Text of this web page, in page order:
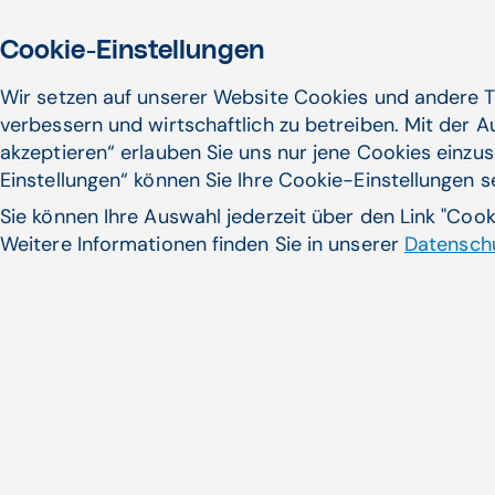
Cookie-Einstellungen
Wir setzen auf unserer Website Cookies und andere
verbessern und wirtschaftlich zu betreiben. Mit der
akzeptieren“ erlauben Sie uns nur jene Cookies
Einstellungen“ können Sie Ihre Cookie-Einstellungen
Sie können Ihre Auswahl jederzeit über den Link
Weitere Informationen finden Sie in unserer